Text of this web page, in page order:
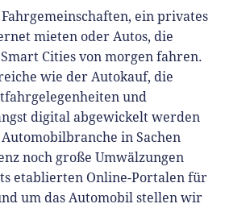
ein privates
mieten oder Autos, die
Cities von morgen fahren.
wie der Autokauf, die
und
digital abgewickelt werden
in Sachen
noch große Umwälzungen
etablierten Online-Portalen für
um das Automobil stellen wir